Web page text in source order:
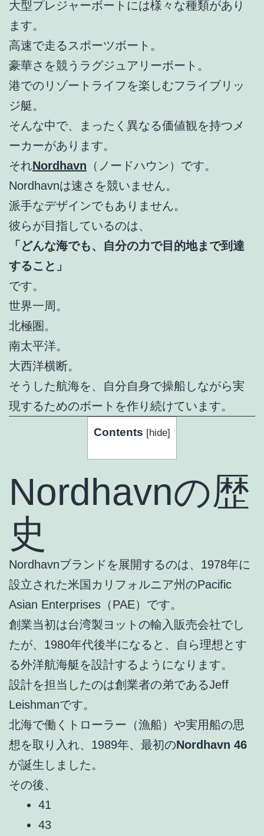
大型プレジャーボートには様々な種類があり
ます。
高速で走るスポーツボート。
豪華さを競うラグジュアリーボート。
港でのリゾートライフを楽しむフライブリッ
ジ艇。
そんな中で、まったく異なる価値観を持つメ
ーカーがあります。
それNordhavn （ノードハウン）です。
Nordhavnは速さを競いません。
派手なデザインでもありません。
彼らが目指しているのは、
「どんな海でも、自分の力で目的地まで到達
すること」
です。
世界一周。
北極圏。
南太平洋。
大西洋横断。
そうした航海を、自分自身で操船しながら実
現するためのボートを作り続けています。
Contents [hide]
Nordhavnの歴
史
Nordhavnブランドを展開するのは、1978年に
設立された米国カリフォルニア州のPacific
Asian Enterprises（PAE）です。
創業当初は台湾製ヨットの輸入販売会社でし
たが、1980年代後半になると、自ら理想とす
る外洋航海艇を設計するようになります。
設計を担当したのは創業者の弟であるJeff
Leishmanです。
北海で働くトローラー（漁船）や実用船の思
想を取り入れ、1989年、最初のNordhavn 46
が誕生しました。
その後、
41
43